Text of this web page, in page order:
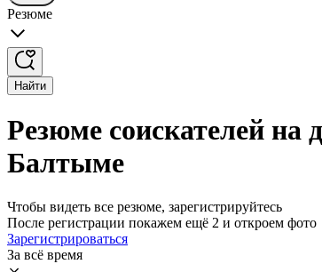
Резюме
Найти
Резюме соискателей на
Балтыме
Чтобы видеть все резюме, зарегистрируйтесь
После регистрации покажем ещё 2 и откроем фото
Зарегистрироваться
За всё время